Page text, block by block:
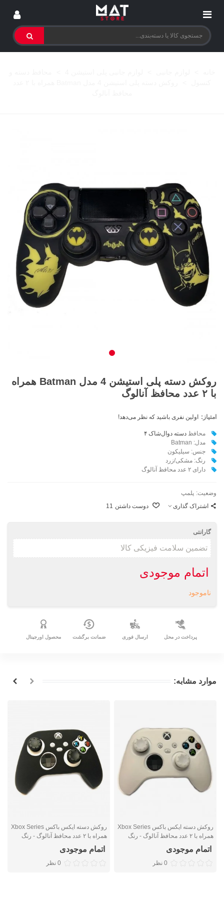
روکش دسته پلی استیشن 4 مدل Batman همراه
با ۲ عدد محافظ آنالوگ
امتیاز: اولین نفری باشید که نظر می‌دهد!
محافظدسته دوال‌شاک ۴
مدل: Batman
جنس: سیلیکون
رنگ: مشکی/زرد
دارای ۲ عدد محافظ آنالوگ
وضعیت: پلمپ
اشتراک گذاری
دوست داشتن 11
گارانتی
اتمام موجودی
ناموجود
پرداخت در محل ارسال فوری ضمانت برگشت محصول اورجینال
موارد مشابه:
روکش دسته ایکس باکس Xbox Series
همراه با ۲ عدد محافظ آنالوگ - رنگ
سفید
اتمام موجودی
0 نظر
روکش دسته ایکس باکس Xbox Series
همراه با ۲ عدد محافظ آنالوگ - رنگ
مشکی
اتمام موجودی
0 نظر